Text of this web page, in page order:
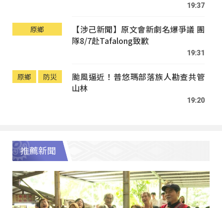
19:37
原鄉
【涉己新聞】原文會新劇名爆爭議 團
隊8/7赴Tafalong致歉
19:31
原鄉 防災
颱風逼近！普悠瑪部落族人勘查共管
山林
19:20
推薦新聞